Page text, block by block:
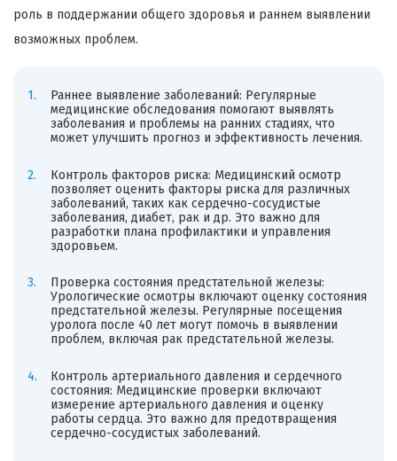
роль в поддержании общего здоровья и раннем выявлении
возможных проблем.
Раннее выявление заболеваний: Регулярные
медицинские обследования помогают выявлять
заболевания и проблемы на ранних стадиях, что
может улучшить прогноз и эффективность лечения.
Контроль факторов риска: Медицинский осмотр
позволяет оценить факторы риска для различных
заболеваний, таких как сердечно-сосудистые
заболевания, диабет, рак и др. Это важно для
разработки плана профилактики и управления
здоровьем.
Проверка состояния предстательной железы:
Урологические осмотры включают оценку состояния
предстательной железы. Регулярные посещения
уролога после 40 лет могут помочь в выявлении
проблем, включая рак предстательной железы.
Контроль артериального давления и сердечного
состояния: Медицинские проверки включают
измерение артериального давления и оценку
работы сердца. Это важно для предотвращения
сердечно-сосудистых заболеваний.